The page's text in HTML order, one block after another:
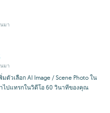
มา
มา
วเลือก AI Image / Scene Photo ใน
ไปแทรกในวิดีโอ 60 วินาทีของคุณ